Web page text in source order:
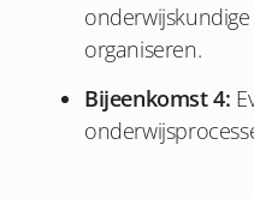
organiseren.
Bijeenkomst 4: